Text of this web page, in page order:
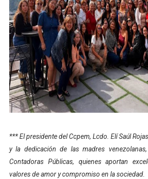
Campo Elías consolida plan de
Fundecem inició con éxito el taller
El Lactario del Iahula celebra la
Plan Vacacional "Venezuela Ríe
Iniciación al yoga reúne a diversos
Expertos inspeccionan espacios
*** El presidente del Ccpem, Lcdo. Elí Saúl
y la dedicación de las madres
Contadoras Públicas, quienes aportan
valores de amor y compromiso en la sociedad.